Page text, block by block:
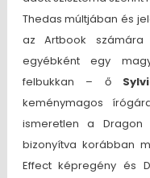
Thedas múltjában és
az Artbook
egyébként egy
felbukkan – ő
keménymagos
ismeretlen a
bizonyítva korábban
Effect képregény és